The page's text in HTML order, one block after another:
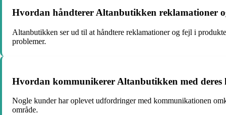
Hvordan håndterer Altanbutikken reklamationer
Altanbutikken ser ud til at håndtere reklamationer og fejl i
problemer.
Hvordan kommunikerer Altanbutikken med deres
Nogle kunder har oplevet udfordringer med kommunikationen
område.